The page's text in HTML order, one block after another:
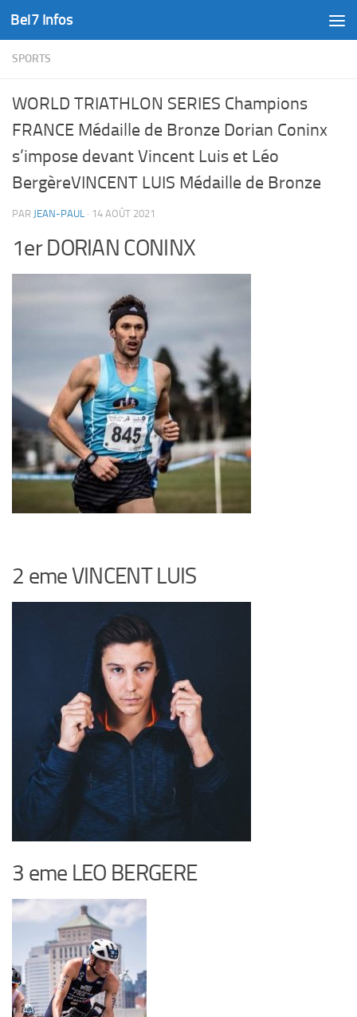
Skip to content
Bel7 Infos
SPORTS
WORLD TRIATHLON SERIES Champions
FRANCE Médaille de Bronze Dorian Coninx
s’impose devant Vincent Luis et Léo
BergèreVINCENT LUIS Médaille de Bronze
PAR JEAN-PAUL · 14 AOÛT 2021
1er DORIAN CONINX
2 eme VINCENT LUIS
3 eme LEO BERGERE